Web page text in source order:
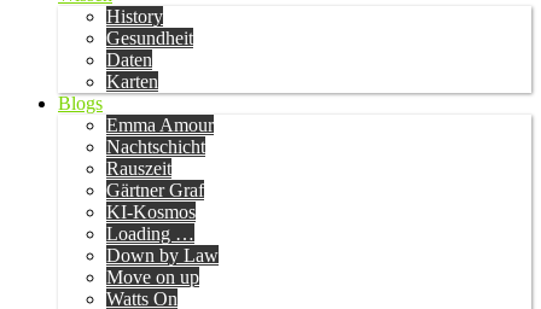
History
Gesundheit
Daten
Karten
Blogs
Emma Amour
Nachtschicht
Rauszeit
Gärtner Graf
KI-Kosmos
Loading …
Down by Law
Move on up
Watts On